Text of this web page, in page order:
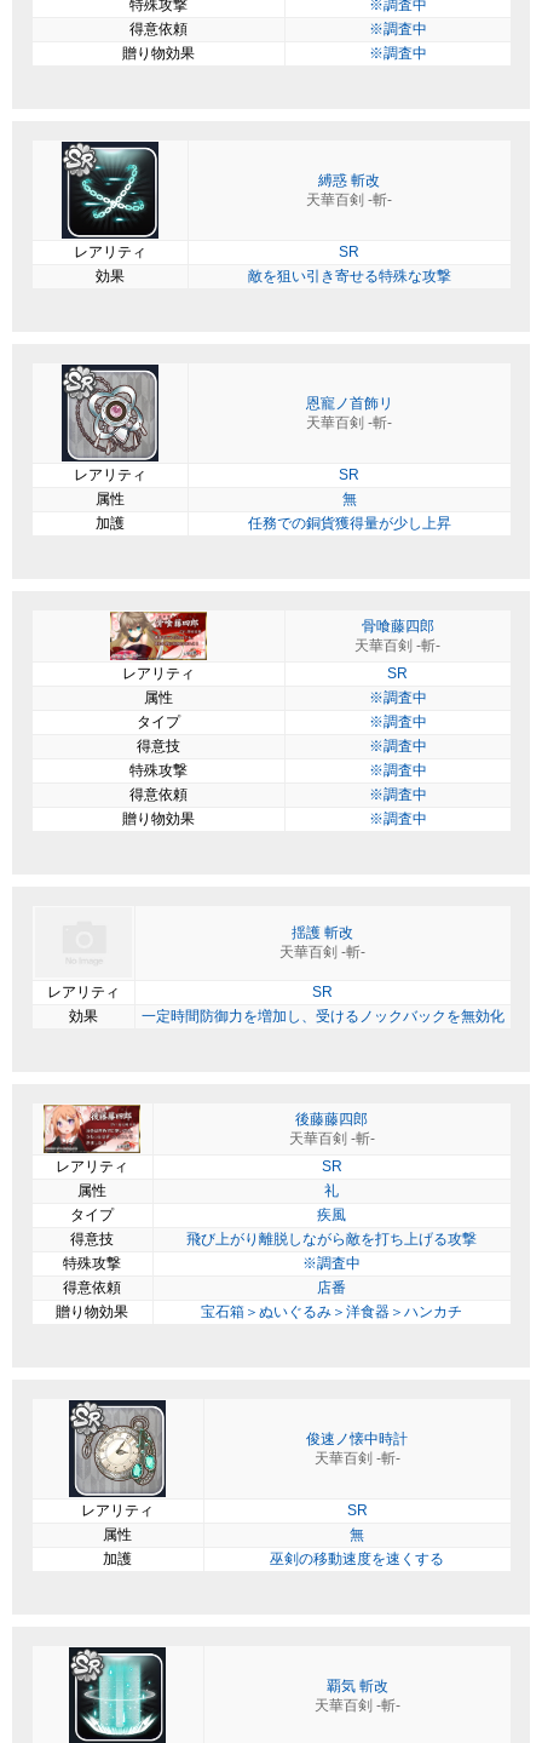
特殊攻撃
※調査中
得意依頼
※調査中
贈り物効果
※調査中
縛惑 斬改
天華百剣 -斬-
レアリティ
SR
効果
敵を狙い引き寄せる特殊な攻撃
恩寵ノ首飾リ
天華百剣 -斬-
レアリティ
SR
属性
無
加護
任務での銅貨獲得量が少し上昇
骨喰藤四郎
天華百剣 -斬-
レアリティ
SR
属性
※調査中
タイプ
※調査中
得意技
※調査中
特殊攻撃
※調査中
得意依頼
※調査中
贈り物効果
※調査中
揺護 斬改
天華百剣 -斬-
レアリティ
SR
効果
一定時間防御力を増加し、受けるノックバックを無効化
後藤藤四郎
天華百剣 -斬-
レアリティ
SR
属性
礼
タイプ
疾風
得意技
飛び上がり離脱しながら敵を打ち上げる攻撃
特殊攻撃
※調査中
得意依頼
店番
贈り物効果
宝石箱＞ぬいぐるみ＞洋食器＞ハンカチ
俊速ノ懐中時計
天華百剣 -斬-
レアリティ
SR
属性
無
加護
巫剣の移動速度を速くする
覇気 斬改
天華百剣 -斬-